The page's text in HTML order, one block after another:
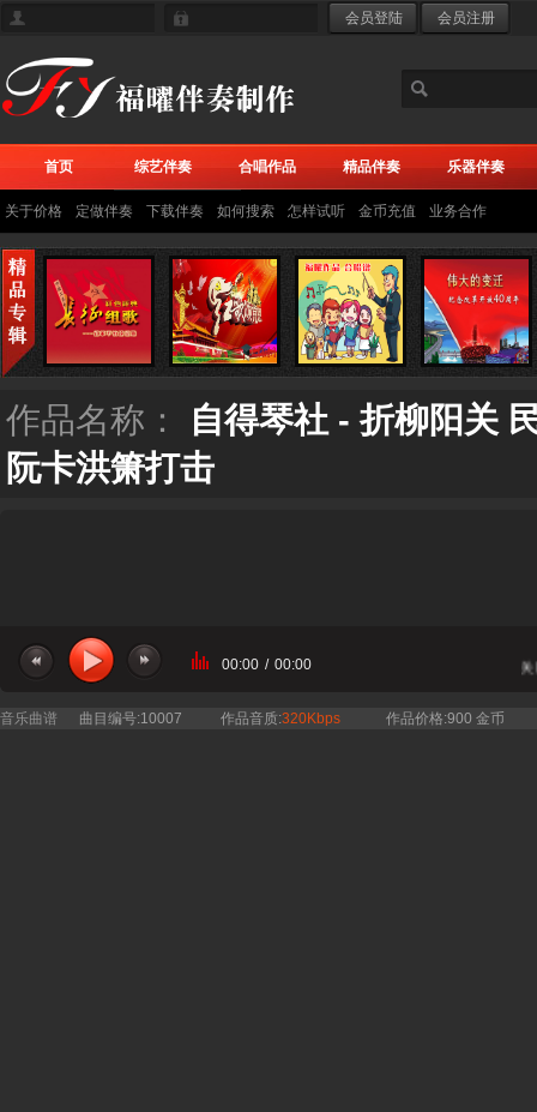
首页 综艺伴奏 合唱作品 精品伴奏 乐器伴奏
关于价格 定做伴奏 下载伴奏 如何搜索 怎样试听 金币充值 业务合作
作品名称：
自得琴社 - 折柳阳关
阮卡洪箫打击
当前曲目：自得琴社 - 折柳阳关
00:00 / 00:00
音乐曲谱 曲目编号:10007 作品音质:320Kbps 作品价格:900 金币